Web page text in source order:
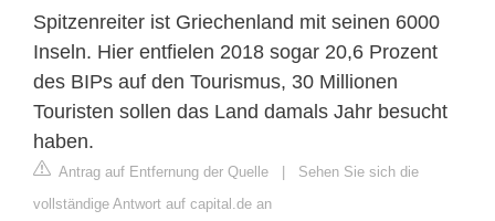
Spitzenreiter ist Griechenland mit seinen 6000
Inseln. Hier entfielen 2018 sogar 20,6 Prozent
des BIPs auf den Tourismus, 30 Millionen
Touristen sollen das Land damals Jahr besucht
haben.
Antrag auf Entfernung der Quelle
Sehen Sie sich die
vollständige Antwort auf capital.de an